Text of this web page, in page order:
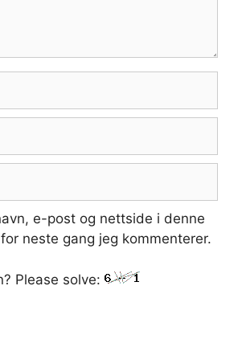
e-post og nettside i denne
neste gang jeg kommenterer.
Please solve: